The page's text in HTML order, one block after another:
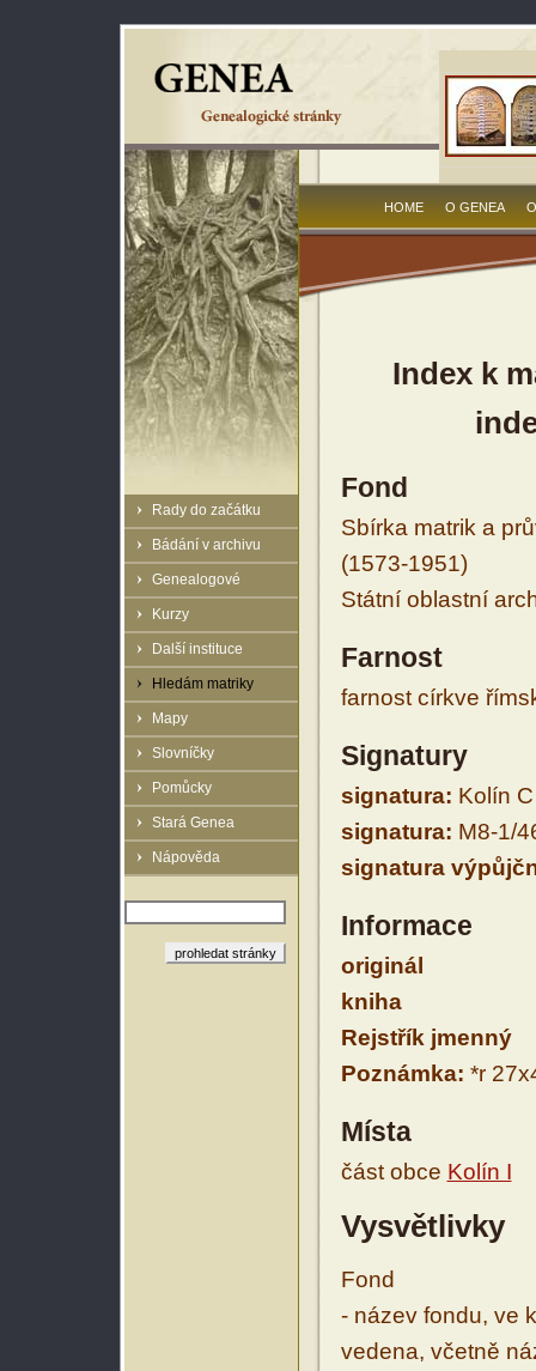
Rady do začátku
Bádání v archivu
Genealogové
Kurzy
Další instituce
Hledám matriky
Mapy
Slovníčky
Pomůcky
Stará Genea
Nápověda
HOME O GENEA
Index k
Fond
Sbírka matrik a
(1573-1951)
Státní oblastní
Farnost
farnost církve
Signatury
signatura: Kolín
signatura: M8-1/
signatura
Informace
originál
kniha
Rejstřík jmenný
Poznámka: *r
Místa
část obce Kolín I
Vysvětlivky
Fond
- název fondu, ve
vedena, včetně